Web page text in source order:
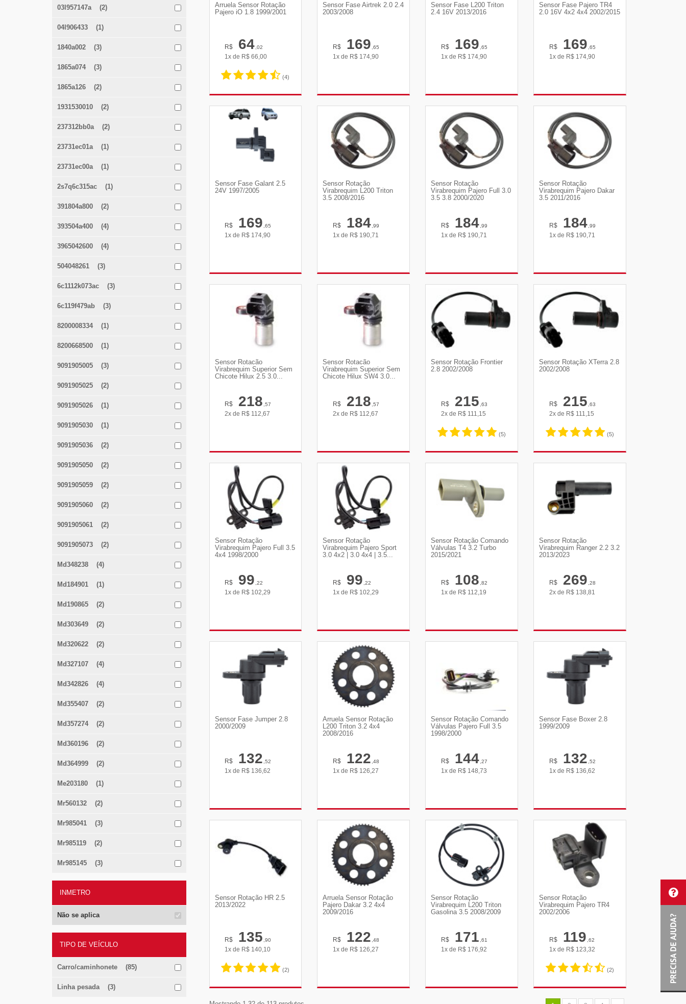
03l957147a (2)
04l906433 (1)
1840a002 (3)
1865a074 (3)
1865a126 (2)
1931530010 (2)
237312bb0a (2)
23731ec01a (1)
23731ec00a (1)
2s7q6c315ac (1)
391804a800 (2)
393504a400 (4)
3965042600 (4)
504048261 (3)
6c1112k073ac (3)
6c119f479ab (3)
8200008334 (1)
8200668500 (1)
9091905005 (3)
9091905025 (2)
9091905026 (1)
9091905030 (1)
9091905036 (2)
9091905050 (2)
9091905059 (2)
9091905060 (2)
9091905061 (2)
9091905073 (2)
Md348238 (4)
Md184901 (1)
Md190865 (2)
Md303649 (2)
Md320622 (2)
Md327107 (4)
Md342826 (4)
Md355407 (2)
Md357274 (2)
Md360196 (2)
Md364999 (2)
Me203180 (1)
Mr560132 (2)
Mr985041 (3)
Mr985119 (2)
Mr985145 (3)
INMETRO
Não se aplica
TIPO DE VEÍCULO
Carro/caminhonete (85)
Linha pesada (3)
Arruela Sensor Rotação
Pajero iO 1.8 1999/2001
R$ 64,02
1x de R$ 66,00
(4)
Sensor Fase Airtrek 2.0 2.4
2003/2008
R$ 169,65
1x de R$ 174,90
Sensor Fase L200 Triton
2.4 16V 2013/2016
R$ 169,65
1x de R$ 174,90
Sensor Fase Pajero TR4
2.0 16V 4x2 4x4 2002/2015
R$ 169,65
1x de R$ 174,90
Sensor Fase Galant 2.5
24V 1997/2005
R$ 169,65
1x de R$ 174,90
Sensor Rotação
Virabrequim L200 Triton
3.5 2008/2016
R$ 184,99
1x de R$ 190,71
Sensor Rotação
Virabrequim Pajero Full 3.0
3.5 3.8 2000/2020
R$ 184,99
1x de R$ 190,71
Sensor Rotação
Virabrequim Pajero Dakar
3.5 2011/2016
R$ 184,99
1x de R$ 190,71
Sensor Rotacão
Virabrequim Superior Sem
Chicote Hilux 2.5 3.0...
R$ 218,57
2x de R$ 112,67
Sensor Rotacão
Virabrequim Superior Sem
Chicote Hilux SW4 3.0...
R$ 218,57
2x de R$ 112,67
Sensor Rotação Frontier
2.8 2002/2008
R$ 215,63
2x de R$ 111,15
(5)
Sensor Rotação XTerra 2.8
2002/2008
R$ 215,63
2x de R$ 111,15
(5)
Sensor Rotação
Virabrequim Pajero Full 3.5
4x4 1998/2000
R$ 99,22
1x de R$ 102,29
Sensor Rotação
Virabrequim Pajero Sport
3.0 4x2 | 3.0 4x4 | 3.5...
R$ 99,22
1x de R$ 102,29
Sensor Rotação Comando
Válvulas T4 3.2 Turbo
2015/2021
R$ 108,82
1x de R$ 112,19
Sensor Rotação
Virabrequim Ranger 2.2 3.2
2013/2023
R$ 269,28
2x de R$ 138,81
Sensor Fase Jumper 2.8
2000/2009
R$ 132,52
1x de R$ 136,62
Arruela Sensor Rotação
L200 Triton 3.2 4x4
2008/2016
R$ 122,48
1x de R$ 126,27
Sensor Rotação Comando
Válvulas Pajero Full 3.5
1998/2000
R$ 144,27
1x de R$ 148,73
Sensor Fase Boxer 2.8
1999/2009
R$ 132,52
1x de R$ 136,62
Sensor Rotação HR 2.5
2013/2022
R$ 135,90
1x de R$ 140,10
(2)
Arruela Sensor Rotação
Pajero Dakar 3.2 4x4
2009/2016
R$ 122,48
1x de R$ 126,27
Sensor Rotação
Virabrequim L200 Triton
Gasolina 3.5 2008/2009
R$ 171,61
1x de R$ 176,92
Sensor Rotação
Virabrequim Pajero TR4
2002/2006
R$ 119,62
1x de R$ 123,32
(2)